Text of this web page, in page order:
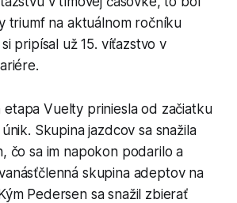
triumf na aktuálnom ročníku
pripísal už 15. víťazstvo v
etapa Vuelty priniesla od začiatku
Skupina jazdcov sa snažila
čo sa im napokon podarilo a
skupina adeptov na
Pedersen sa snažil zbierať